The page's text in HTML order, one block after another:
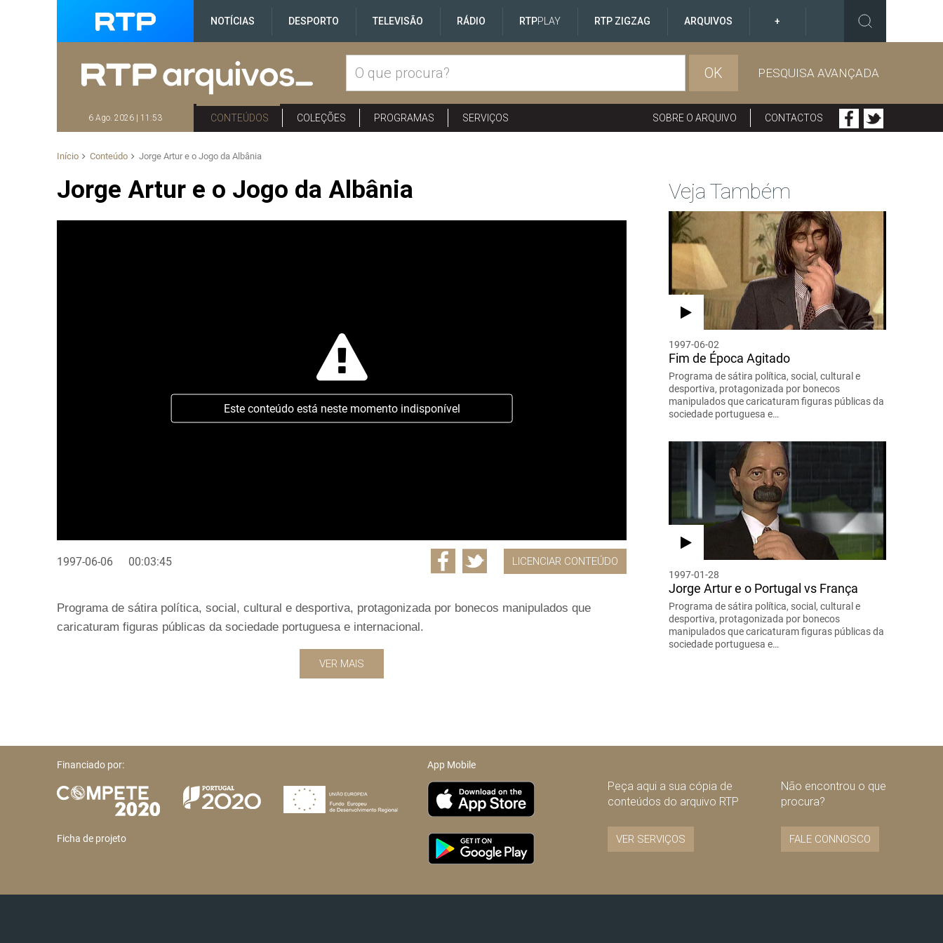
NOTÍCIAS DESPORTO TELEVISÃO RÁDIO RTPPLAY RTP ZIGZAG ARQUIVOS +
OK PESQUISA AVANÇADA
6 Ago. 2026 | 11:53 CONTEÚDOS COLEÇÕES PROGRAMAS SERVIÇOS SOBRE O ARQUIVO CONTACTOS
Início Conteúdo Jorge Artur e o Jogo da Albânia
Jorge Artur e o Jogo da Albânia
Este conteúdo está neste momento indisponível
1997-06-06 00:03:45 LICENCIAR CONTEÚDO
Programa de sátira política, social, cultural e desportiva, protagonizada por bonecos manipulados que
caricaturam figuras públicas da sociedade portuguesa e internacional.
VER MAIS
Veja Também
1997-06-02
Fim de Época Agitado
Programa de sátira política, social, cultural e
desportiva, protagonizada por bonecos
manipulados que caricaturam figuras públicas da
sociedade portuguesa e…
1997-01-28
Jorge Artur e o Portugal vs França
Programa de sátira política, social, cultural e
desportiva, protagonizada por bonecos
manipulados que caricaturam figuras públicas da
sociedade portuguesa e…
Financiado por:
Ficha de projeto
App Mobile
Peça aqui a sua cópia de
conteúdos do arquivo RTP
VER SERVIÇOS
Não encontrou o que
procura?
FALE CONNOSCO